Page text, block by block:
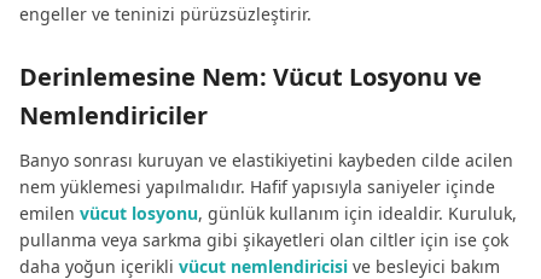
engeller ve teninizi pürüzsüzleştirir.
Derinlemesine Nem: Vücut Losyonu ve
Nemlendiriciler
Banyo sonrası kuruyan ve elastikiyetini kaybeden cilde acilen
nem yüklemesi yapılmalıdır. Hafif yapısıyla saniyeler içinde
emilen vücut losyonu, günlük kullanım için idealdir. Kuruluk,
pullanma veya sarkma gibi şikayetleri olan ciltler için ise çok
daha yoğun içerikli vücut nemlendiricisi ve besleyici bakım